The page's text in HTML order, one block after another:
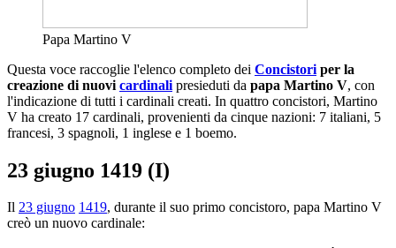
Papa Martino V
Questa voce raccoglie l'elenco completo dei Concistori per la
creazione di nuovi cardinali presieduti da papa Martino V, con
l'indicazione di tutti i cardinali creati. In quattro concistori, Martino
V ha creato 17 cardinali, provenienti da cinque nazioni: 7 italiani, 5
francesi, 3 spagnoli, 1 inglese e 1 boemo.
23 giugno 1419 (I)
Il 23 giugno 1419, durante il suo primo concistoro, papa Martino V
creò un nuovo cardinale: